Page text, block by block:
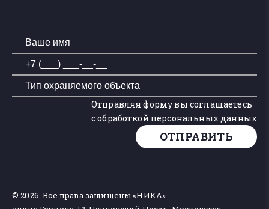
Отправляя форму вы соглашаетесь
с обработкой персональных данных
ОТПРАВИТЬ
© 2026. Все права защищены «НИКА»